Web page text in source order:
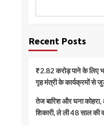
Recent Posts
₹2.82 करोड़ पाने के लिए
गृह मंत्री के कार्यक्रमों से
तेज बारिश और घना
शिकारी, ले ली 48 साल की